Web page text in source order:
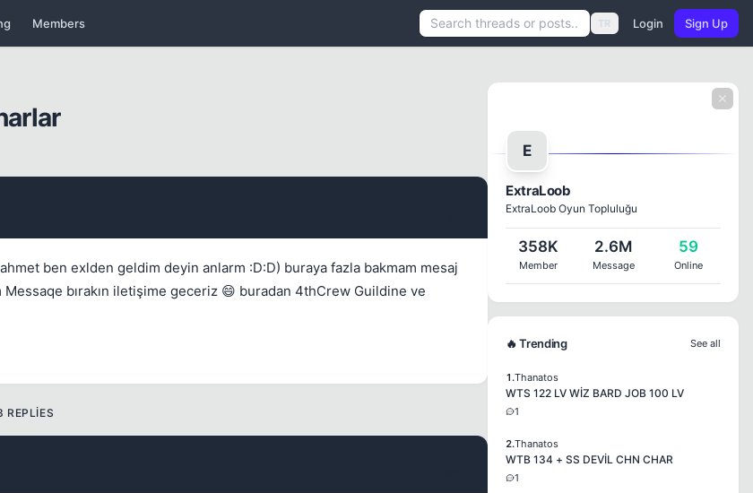
Members TR Login Sign Up
ben exlden geldim deyin anlarm :D:D) buraya fazla bakmam mesaj
bırakın iletişime geceriz 😄 buradan 4thCrew Guildine ve
REPLIES
Kapat
E
ExtraLoob
ExtraLoob Oyun Topluluğu
358K
Member
2.6M
Message
59
Online
🔥 Trending See all
1.Thanatos
WTS 122 LV WİZ BARD JOB 100 LV
1
2.Thanatos
WTB 134 + SS DEVİL CHN CHAR
1